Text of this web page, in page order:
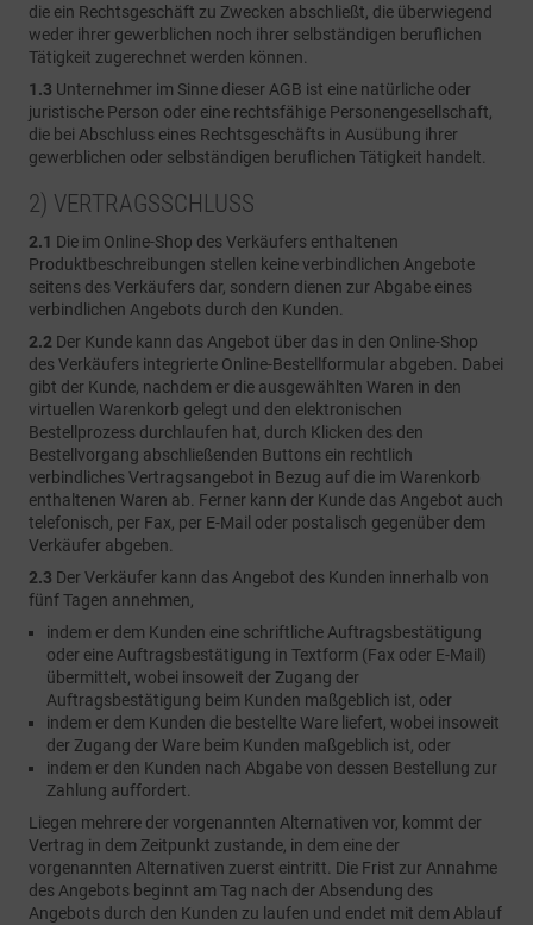
die ein Rechtsgeschäft zu Zwecken abschließt, die überwiegend
weder ihrer gewerblichen noch ihrer selbständigen beruflichen
Tätigkeit zugerechnet werden können.
1.3 Unternehmer im Sinne dieser AGB ist eine natürliche oder
juristische Person oder eine rechtsfähige Personengesellschaft,
die bei Abschluss eines Rechtsgeschäfts in Ausübung ihrer
gewerblichen oder selbständigen beruflichen Tätigkeit handelt.
2) VERTRAGSSCHLUSS
2.1 Die im Online-Shop des Verkäufers enthaltenen
Produktbeschreibungen stellen keine verbindlichen Angebote
seitens des Verkäufers dar, sondern dienen zur Abgabe eines
verbindlichen Angebots durch den Kunden.
2.2 Der Kunde kann das Angebot über das in den Online-Shop
des Verkäufers integrierte Online-Bestellformular abgeben. Dabei
gibt der Kunde, nachdem er die ausgewählten Waren in den
virtuellen Warenkorb gelegt und den elektronischen
Bestellprozess durchlaufen hat, durch Klicken des den
Bestellvorgang abschließenden Buttons ein rechtlich
verbindliches Vertragsangebot in Bezug auf die im Warenkorb
enthaltenen Waren ab. Ferner kann der Kunde das Angebot auch
telefonisch, per Fax, per E-Mail oder postalisch gegenüber dem
Verkäufer abgeben.
2.3 Der Verkäufer kann das Angebot des Kunden innerhalb von
fünf Tagen annehmen,
indem er dem Kunden eine schriftliche Auftragsbestätigung
oder eine Auftragsbestätigung in Textform (Fax oder E-Mail)
übermittelt, wobei insoweit der Zugang der
Auftragsbestätigung beim Kunden maßgeblich ist, oder
indem er dem Kunden die bestellte Ware liefert, wobei insoweit
der Zugang der Ware beim Kunden maßgeblich ist, oder
indem er den Kunden nach Abgabe von dessen Bestellung zur
Zahlung auffordert.
Liegen mehrere der vorgenannten Alternativen vor, kommt der
Vertrag in dem Zeitpunkt zustande, in dem eine der
vorgenannten Alternativen zuerst eintritt. Die Frist zur Annahme
des Angebots beginnt am Tag nach der Absendung des
Angebots durch den Kunden zu laufen und endet mit dem Ablauf